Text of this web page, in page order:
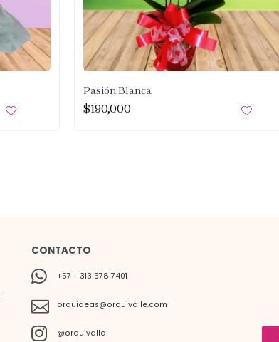
Pasión Blanca
$190,000
CONTACTO
+57 - 313 578 7401
orquideas@orquivalle.com
@orquivalle